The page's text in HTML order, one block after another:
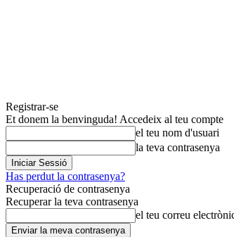
Registrar-se
Et donem la benvinguda! Accedeix al teu compte
el teu nom d'usuari
la teva contrasenya
Has perdut la contrasenya?
Recuperació de contrasenya
Recuperar la teva contrasenya
el teu correu